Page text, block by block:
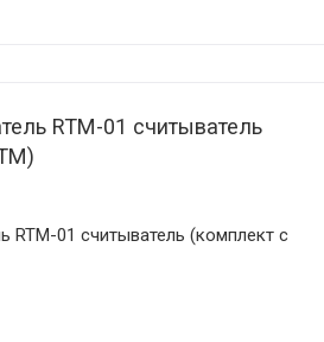
RTM-01 считыватель
RTM-01 считыватель (комплект с